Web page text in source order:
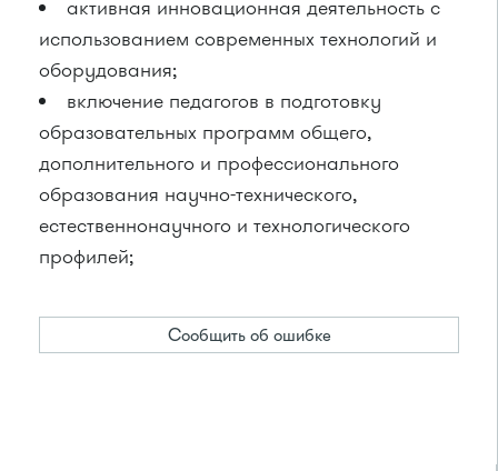
активная инновационная деятельность с
использованием современных технологий и
оборудования;
включение педагогов в подготовку
образовательных программ общего,
дополнительного и профессионального
образования научно-технического,
естественнонаучного и технологического
профилей;
Сообщить об ошибке